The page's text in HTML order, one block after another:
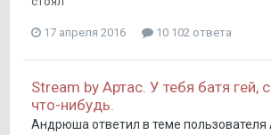
17 апреля 2016 10 102 ответа
Stream by Артас. У тебя батя
что-нибудь.
Андрюша ответил в теме пользователя